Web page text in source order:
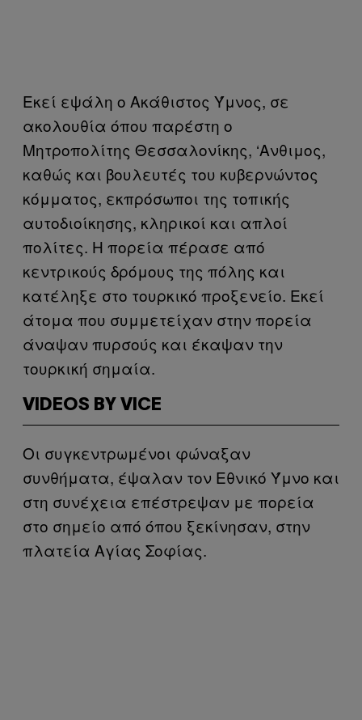
Εκεί εψάλη ο Ακάθιστος Ύμνος, σε
ακολουθία όπου παρέστη ο
Μητροπολίτης Θεσσαλονίκης, ‘Ανθιμος,
καθώς και βουλευτές του κυβερνώντος
κόμματος, εκπρόσωποι της τοπικής
αυτοδιοίκησης, κληρικοί και απλοί
πολίτες. Η πορεία πέρασε από
κεντρικούς δρόμους της πόλης και
κατέληξε στο τουρκικό προξενείο. Εκεί
άτομα που συμμετείχαν στην πορεία
άναψαν πυρσούς και έκαψαν την
τουρκική σημαία.
VIDEOS BY VICE
Οι συγκεντρωμένοι φώναξαν
συνθήματα, έψαλαν τον Εθνικό Ύμνο και
στη συνέχεια επέστρεψαν με πορεία
στο σημείο από όπου ξεκίνησαν, στην
πλατεία Αγίας Σοφίας.